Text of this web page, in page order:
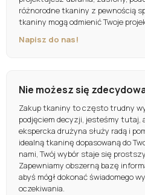
różnorodne tkaniny z pewnością
tkaniny mogą odmienić Twoje
Napisz do nas!
Nie możesz się
Zakup tkaniny to często trudny
podjęciem decyzji, jesteśmy tutaj,
ekspercka drużyna służy radą i
idealną tkaninę dopasowaną do
nami, Twój wybór staje się
Zapewniamy obszerną bazę
abyś mógł dokonać świadomego
oczekiwania.